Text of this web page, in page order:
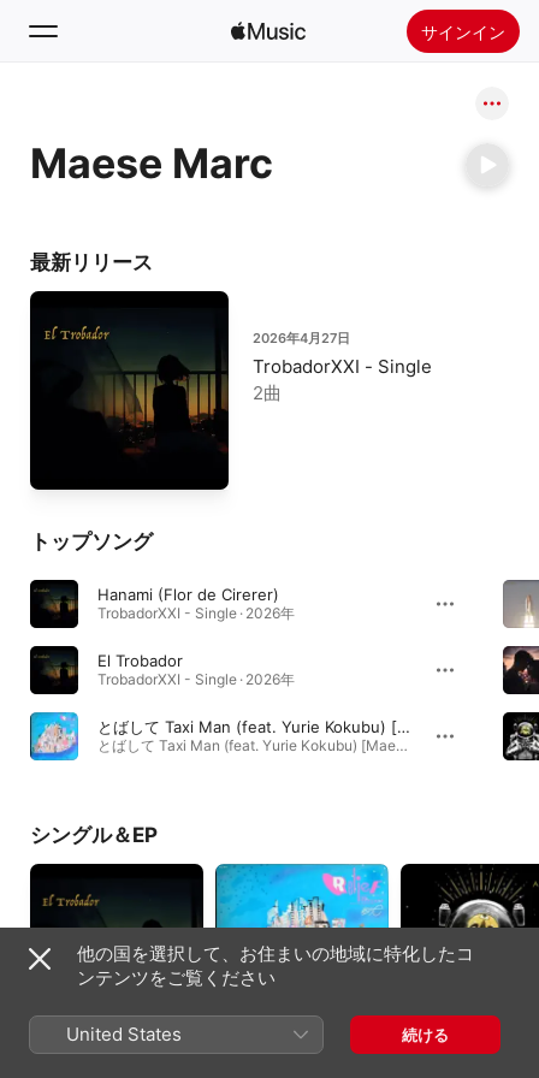
サインイン
ホーム
Maese Marc
最新リリース
2026年4月27日
TrobadorXXI - Single
2曲
トップソング
Hanami (Flor de Cirerer)
TrobadorXXI - Single · 2026年
El Trobador
TrobadorXXI - Single · 2026年
とばして Taxi Man (feat. Yurie Kokubu) [Maese House Edit]
とばして Taxi Man (feat. Yurie Kokubu) [Maese House Edit] - Single · 2026年
シングル＆EP
TrobadorXXI -
とばして Taxi Man
A Prayer - Single
他の国を選択して、お住まいの地域に特化したコ
ンテンツをご覧ください
United States 続ける